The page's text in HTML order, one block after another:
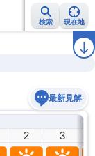
検索 現在地
ラ
最新見解
2 3